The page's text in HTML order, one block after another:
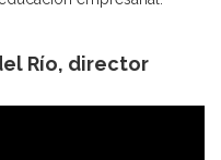
Río, director